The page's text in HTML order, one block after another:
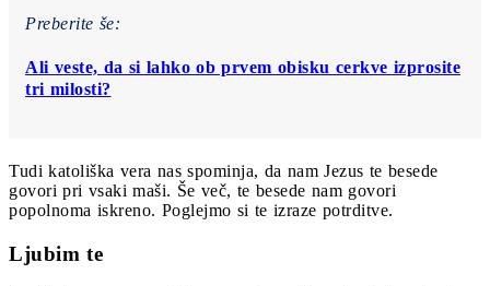
Preberite še:
Ali veste, da si lahko ob prvem obisku cerkve izprosite
tri milosti?
Tudi katoliška vera nas spominja, da nam Jezus te besede
govori pri vsaki maši. Še več, te besede nam govori
popolnoma iskreno. Poglejmo si te izraze potrditve.
Ljubim te